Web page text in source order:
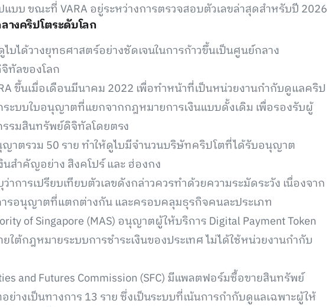
แบบ ขณะที่ VARA อยู่ระหว่างการตรวจสอบตัวเลขล่าสุดสำหรับปี 2026
างคริปโตระดับโลก
บได้วางยุทธศาสตร์อย่างชัดเจนในการก้าวขึ้นเป็นศูนย์กลาง
ทัลของโลก
ขึ้นเมื่อเดือนมีนาคม 2022 เพื่อทำหน้าที่เป็นหน่วยงานกำกับดูแลคริป
ะบบใบอนุญาตที่แยกจากกฎหมายการเงินแบบดั้งเดิม เพื่อรองรับผู้
รมสินทรัพย์ดิจิทัลโดยตรง
าตรวม 50 ราย ทำให้ดูไบมีจำนวนบริษัทคริปโตที่ได้รับอนุญาต
นสำคัญอย่าง สิงคโปร์ และ ฮ่องกง
ว่าการเปรียบเทียบตัวเลขดังกล่าวควรทำด้วยความระมัดระวัง เนื่องจาก
รอนุญาตที่แตกต่างกัน และครอบคลุมธุรกิจคนละประเภท
of Singapore (MAS) อนุญาตผู้ให้บริการ Digital Payment Token
ยใต้กฎหมายระบบการชำระเงินของประเทศ ไม่ได้ใช้หน่วยงานกำกับ
and Futures Commission (SFC) มีแพลตฟอร์มซื้อขายสินทรัพย์
างเป็นทางการ 13 ราย ซึ่งเป็นระบบที่เน้นการกำกับดูแลเฉพาะผู้ให้